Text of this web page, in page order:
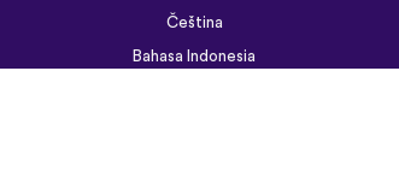
Čeština
Bahasa Indonesia